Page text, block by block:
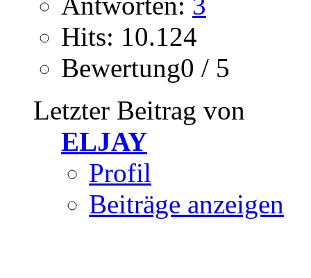
Hits: 10.124
Bewertung0 / 5
Letzter Beitrag von
ELJAY
Profil
Beiträge anzeigen